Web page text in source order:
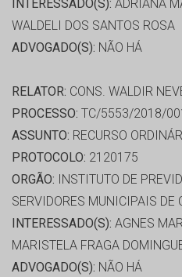
INTERESSADO(S): ADRIANA
WALDELI DOS SANTOS ROSA
ADVOGADO(S): NÃO HÁ
RELATOR: CONS. WALDIR
PROCESSO: TC/5553/2018/
ASSUNTO: RECURSO
PROTOCOLO: 2120175
ORGÃO: INSTITUTO DE
SERVIDORES MUNICIPAIS DE
INTERESSADO(S): AGNES
MARISTELA FRAGA
ADVOGADO(S): NÃO HÁ